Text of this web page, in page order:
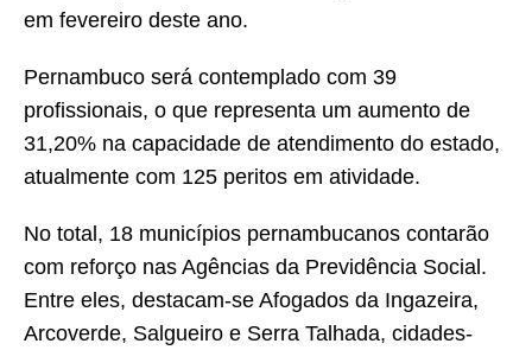
em fevereiro deste ano.
Pernambuco será contemplado com 39
profissionais, o que representa um aumento de
31,20% na capacidade de atendimento do estado,
atualmente com 125 peritos em atividade.
No total, 18 municípios pernambucanos contarão
com reforço nas Agências da Previdência Social.
Entre eles, destacam-se Afogados da Ingazeira,
Arcoverde, Salgueiro e Serra Talhada, cidades-